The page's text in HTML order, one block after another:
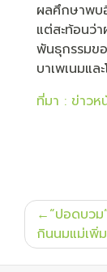
ผลศึกษาพบ
แต่สะท้อนว่
พันธุกรรมข
บาเพเนมแล
ที่มา : ข่าว
แนะแนว
เรื่อง
“ปอดบว
กินนมแม่เพิ่